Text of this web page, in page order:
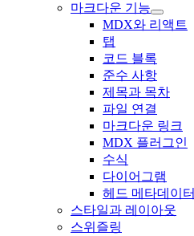
마크다운 기능
MDX와 리액트
탭
코드 블록
준수 사항
제목과 목차
파일 연결
마크다운 링크
MDX 플러그인
수식
다이어그램
헤드 메타데이터
스타일과 레이아웃
스위즐링